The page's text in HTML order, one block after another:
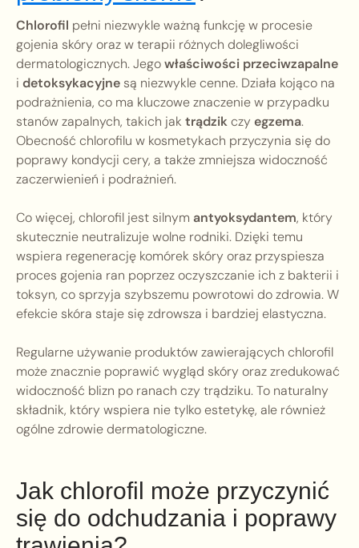
Chlorofil pełni niezwykle ważną funkcję w procesie
gojenia skóry oraz w terapii różnych dolegliwości
dermatologicznych. Jegowłaściwości przeciwzapalne
i detoksykacyjne są niezwykle cenne. Działa kojąco na
podrażnienia, co ma kluczowe znaczenie w przypadku
stanów zapalnych, takich jak trądzikczy egzema.
Obecność chlorofilu w kosmetykach przyczynia się do
poprawy kondycji cery, a także zmniejsza widoczność
zaczerwienień i podrażnień.
Co więcej, chlorofil jest silnym antyoksydantem, który
skutecznie neutralizuje wolne rodniki. Dzięki temu
wspiera regenerację komórek skóry oraz przyspiesza
proces gojenia ran poprzez oczyszczanie ich z bakterii i
toksyn, co sprzyja szybszemu powrotowi do zdrowia. W
efekcie skóra staje się zdrowsza i bardziej elastyczna.
Regularne używanie produktów zawierających chlorofil
może znacznie poprawić wygląd skóry oraz zredukować
widoczność blizn po ranach czy trądziku. To naturalny
składnik, który wspiera nie tylko estetykę, ale również
ogólne zdrowie dermatologiczne.
Jak chlorofil może przyczynić
się do odchudzania i poprawy